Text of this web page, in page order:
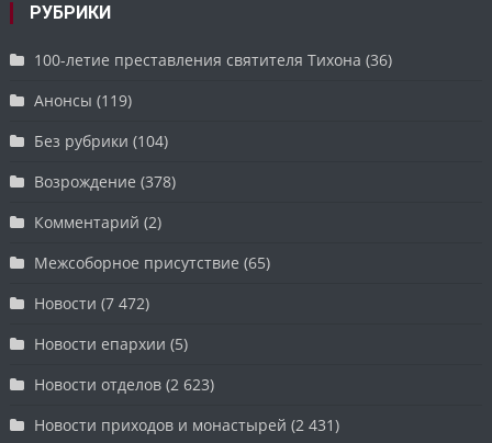
РУБРИКИ
100-летие преставления святителя Тихона (36)
Анонсы (119)
Без рубрики (104)
Возрождение (378)
Комментарий (2)
Межсоборное присутствие (65)
Новости (7 472)
Новости епархии (5)
Новости отделов (2 623)
Новости приходов и монастырей (2 431)